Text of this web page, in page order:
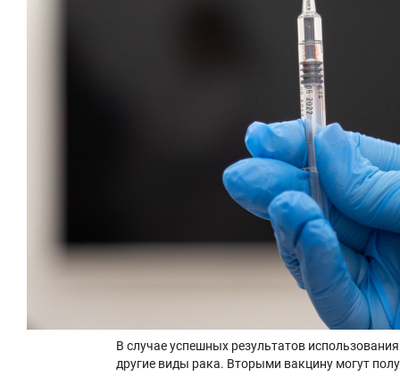
В случае успешных результатов
другие виды рака. Вторыми вакцину могут